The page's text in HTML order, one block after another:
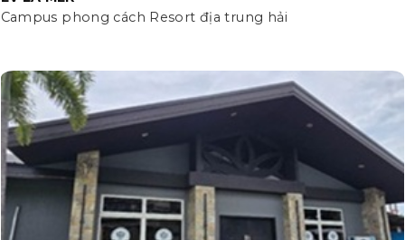
Campus phong cách Resort địa trung hải